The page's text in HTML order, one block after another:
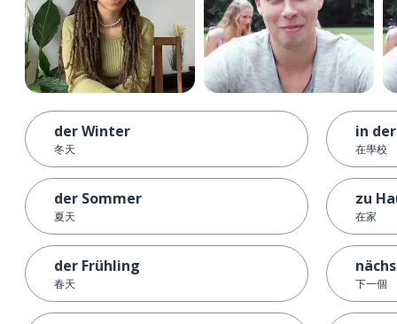
der Winter
冬天
der Sommer
夏天
der Frühling
春天
in
在學校
zu
在家
下一個